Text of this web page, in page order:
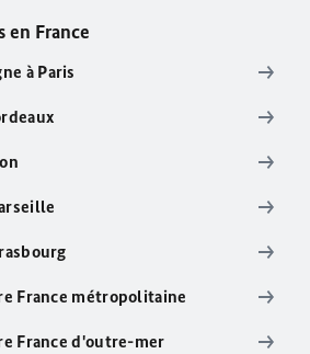
en France
à Paris
France métropolitaine
France d'outre-mer